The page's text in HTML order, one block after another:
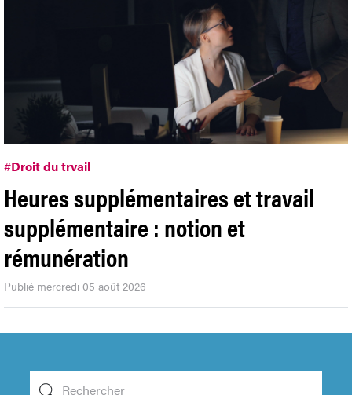
#Droit du trvail
Heures supplémentaires et travail
supplémentaire : notion et
rémunération
Publié mercredi 05 août 2026